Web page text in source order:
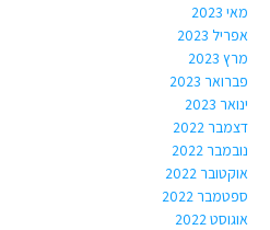
מאי 2023
אפריל 2023
מרץ 2023
פברואר 2023
ינואר 2023
דצמבר 2022
נובמבר 2022
אוקטובר 2022
ספטמבר 2022
אוגוסט 2022